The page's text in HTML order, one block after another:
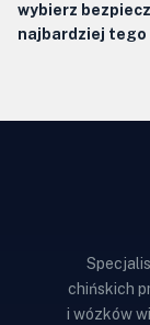
wybierz
najbardziej
chińskich
i wózków